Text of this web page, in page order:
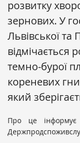
розвитку
зернових. У
Львівської та
відмічається
темно-бурої
кореневих
який
Про це інформує